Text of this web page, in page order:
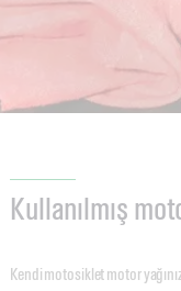
Kullanılmış
Kendi motosiklet motor